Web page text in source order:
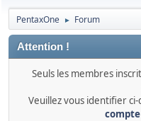
PentaxOne ► Forum
Attention !
Seuls les membres
Veuillez vous identifier ci-
compte